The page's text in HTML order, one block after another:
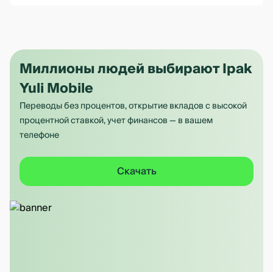
Миллионы людей выбирают Ipak
Yuli Mobile
Переводы без процентов, открытие вкладов с высокой
процентной ставкой, учет финансов — в вашем
телефоне
Скачать